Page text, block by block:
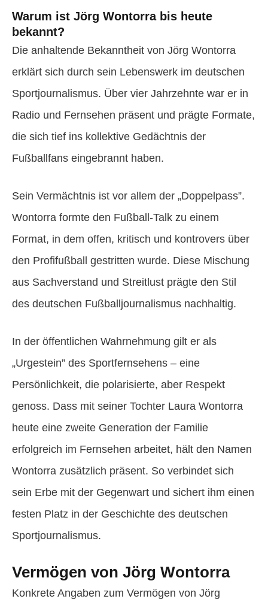
Warum ist Jörg Wontorra bis heute
bekannt?
Die anhaltende Bekanntheit von Jörg Wontorra
erklärt sich durch sein Lebenswerk im deutschen
Sportjournalismus. Über vier Jahrzehnte war er in
Radio und Fernsehen präsent und prägte Formate,
die sich tief ins kollektive Gedächtnis der
Fußballfans eingebrannt haben.
Sein Vermächtnis ist vor allem der „Doppelpass”.
Wontorra formte den Fußball-Talk zu einem
Format, in dem offen, kritisch und kontrovers über
den Profifußball gestritten wurde. Diese Mischung
aus Sachverstand und Streitlust prägte den Stil
des deutschen Fußballjournalismus nachhaltig.
In der öffentlichen Wahrnehmung gilt er als
„Urgestein” des Sportfernsehens – eine
Persönlichkeit, die polarisierte, aber Respekt
genoss. Dass mit seiner Tochter Laura Wontorra
heute eine zweite Generation der Familie
erfolgreich im Fernsehen arbeitet, hält den Namen
Wontorra zusätzlich präsent. So verbindet sich
sein Erbe mit der Gegenwart und sichert ihm einen
festen Platz in der Geschichte des deutschen
Sportjournalismus.
Vermögen von Jörg Wontorra
Konkrete Angaben zum Vermögen von Jörg